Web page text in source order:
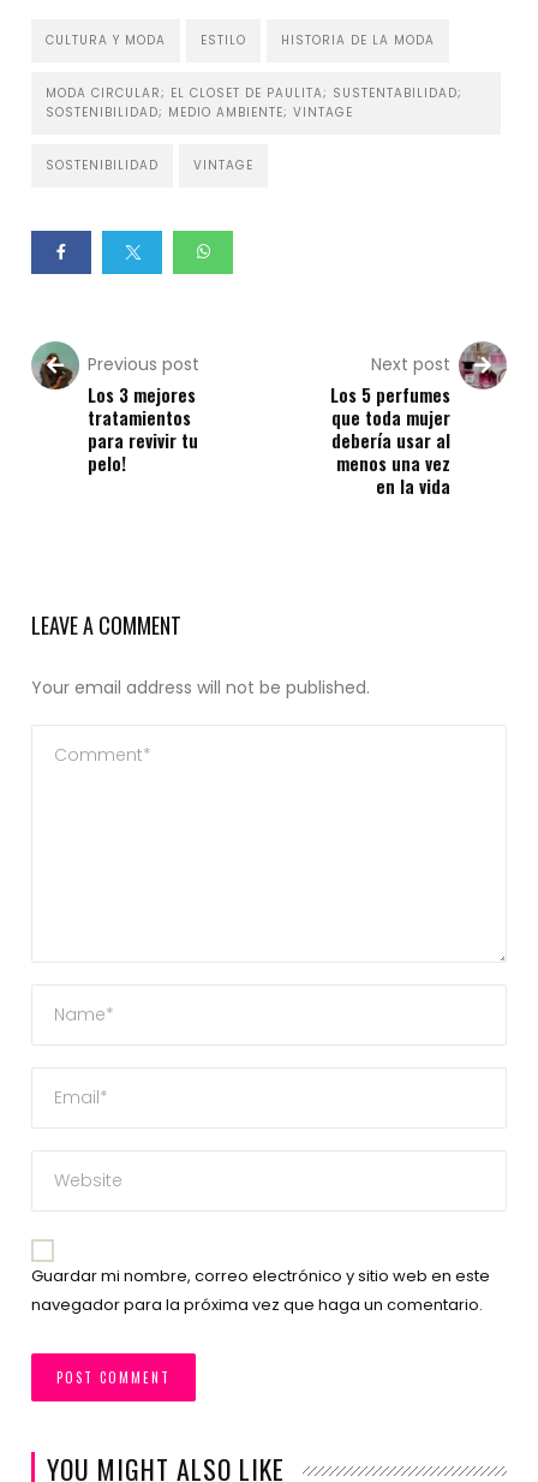
CULTURA Y MODA ESTILO HISTORIA DE LA MODA
MODA CIRCULAR; EL CLOSET DE PAULITA; SUSTENTABILIDAD;
SOSTENIBILIDAD; MEDIO AMBIENTE; VINTAGE
SOSTENIBILIDAD VINTAGE
Previous post
Los 3 mejores
tratamientos
para revivir tu
pelo!
Next post
Los 5 perfumes
que toda mujer
debería usar al
menos una vez
en la vida
LEAVE A COMMENT
Your email address will not be published.
Guardar mi nombre, correo electrónico y sitio web en este
navegador para la próxima vez que haga un comentario.
YOU MIGHT ALSO LIKE